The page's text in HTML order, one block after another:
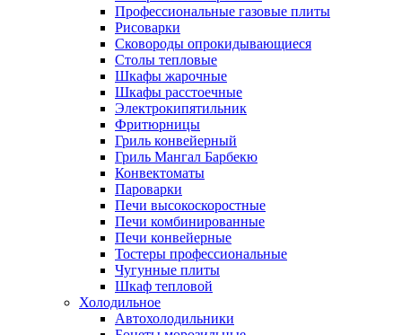
Профессиональные газовые плиты
Рисоварки
Сковороды опрокидывающиеся
Столы тепловые
Шкафы жарочные
Шкафы расстоечные
Электрокипятильник
Фритюрницы
Гриль конвейерный
Гриль Мангал Барбекю
Конвектоматы
Пароварки
Печи высокоскоростные
Печи комбинированные
Печи конвейерные
Тостеры профессиональные
Чугунные плиты
Шкаф тепловой
Холодильное
Автохолодильники